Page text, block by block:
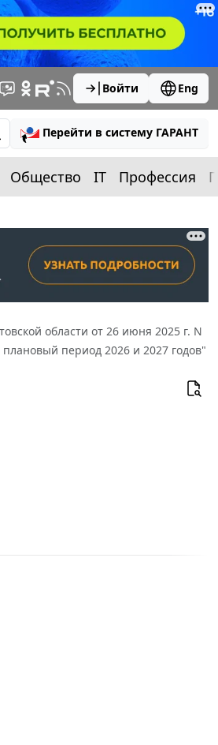
Войти Eng
Перейти в систему ГАРАНТ
Общество IT Профессия
области от 26 июня 2025 г. N
период 2026 и 2027 годов"